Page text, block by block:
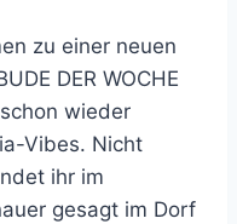
zu einer neuen
DER WOCHE
wieder
Vibes. Nicht
ihr im
gesagt im Dorf